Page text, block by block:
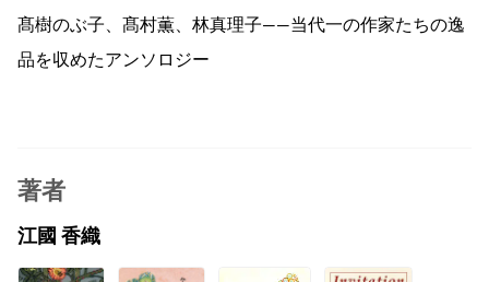
髙樹のぶ子、髙村薫、林真理子――当代一の作家たちの逸
品を収めたアンソロジー
著者
江國 香織